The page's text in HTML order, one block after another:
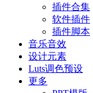
插件合集
软件插件
插件脚本
音乐音效
设计元素
Luts调色预设
更多